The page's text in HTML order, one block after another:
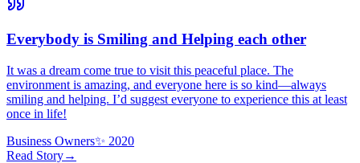
Everybody is Smiling and Helping each other
It was a dream come true to visit this peaceful place. The
environment is amazing, and everyone here is so kind—always
smiling and helping. I’d suggest everyone to experience this at least
once in life!
Business Owners✨ 2020
Read Story→